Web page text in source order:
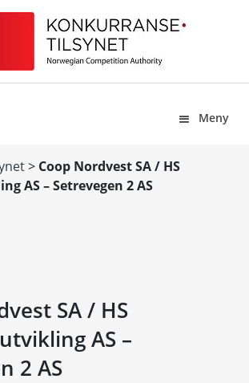
Meny
> Coop Nordvest SA / HS
AS – Setrevegen 2 AS
SA / HS
AS –
2 AS